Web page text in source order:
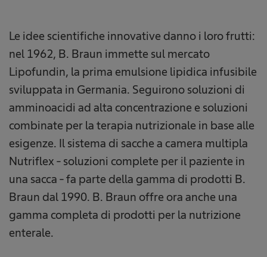
Le idee scientifiche innovative danno i loro frutti:
nel 1962, B. Braun immette sul mercato
Lipofundin, la prima emulsione lipidica infusibile
sviluppata in Germania. Seguirono soluzioni di
amminoacidi ad alta concentrazione e soluzioni
combinate per la terapia nutrizionale in base alle
esigenze. Il sistema di sacche a camera multipla
Nutriflex - soluzioni complete per il paziente in
una sacca - fa parte della gamma di prodotti B.
Braun dal 1990. B. Braun offre ora anche una
gamma completa di prodotti per la nutrizione
enterale.